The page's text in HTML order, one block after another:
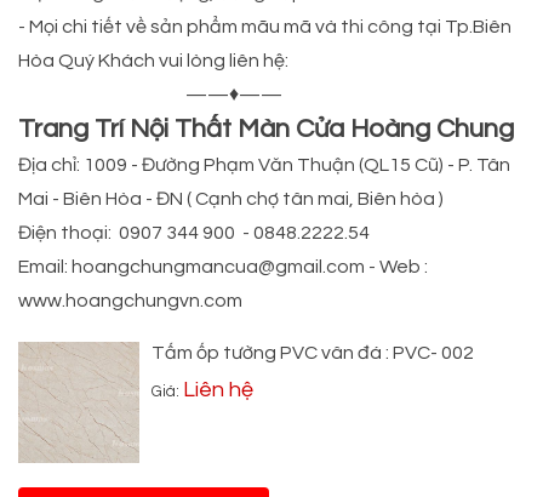
- Mọi chi tiết về sản phẩm mãu mã và thi công tại Tp.Biên
Hòa Quý Khách vui lòng liên hệ:
——♦——
Trang Trí Nội Thất Màn Cửa Hoàng Chung
Địa chỉ: 1009 - Đường Phạm Văn Thuận (QL15 Cũ) - P. Tân
Mai - Biên Hòa - ĐN ( Cạnh chợ tân mai, Biên hòa )
Điện thoại: 0907 344 900 - 0848.2222.54
Email: hoangchungmancua@gmail.com - Web :
www.hoangchungvn.com
Tấm ốp tường PVC vân đá : PVC- 002
Giá: Liên hệ